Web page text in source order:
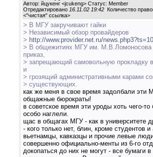
Автор: йцукенг <jcukeng> Статус: Member
Отредактировано 16.11.02 19:42 Количество
<"чистая" ссылка>
> В МГУ закручивают гайки
> Независимый обзор провайдеров
> http://www.provider.net.ru/
> В общежитиях МГУ им. М.В.Ломоносова
приказ,
> запрещающий самовольную прокладку
и
> грозящий административными карами
> существующих.
как же меня в свое время задолбали эти
общажные бюрократы!
в советское время эти уроды хоть чего-то
особо наглели.
щас в общагах МГУ - как в университете
- кого только нет, блин, кроме студентов и
вьетнамцы, кавказцы и прочие левые
совершенно официально-менты из 6-го
докопаться до них не могут - все бумаги